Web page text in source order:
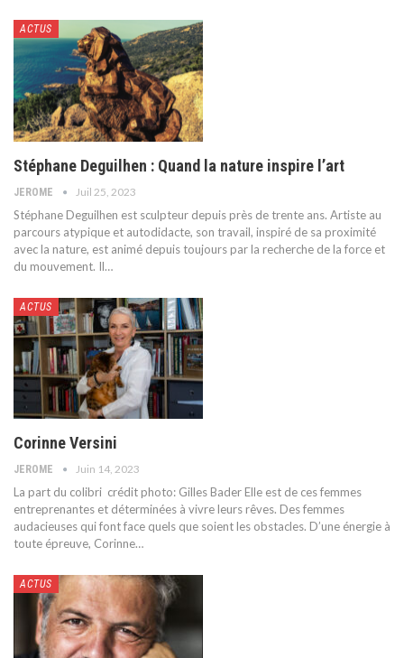
ACTUS
Stéphane Deguilhen : Quand la nature inspire l’art
JEROME Juil 25, 2023
Stéphane Deguilhen est sculpteur depuis près de trente ans. Artiste au
parcours atypique et autodidacte, son travail, inspiré de sa proximité
avec la nature, est animé depuis toujours par la recherche de la force et
du mouvement. Il…
ACTUS
Corinne Versini
JEROME Juin 14, 2023
La part du colibri crédit photo: Gilles Bader Elle est de ces femmes
entreprenantes et déterminées à vivre leurs rêves. Des femmes
audacieuses qui font face quels que soient les obstacles. D’une énergie à
toute épreuve, Corinne…
ACTUS